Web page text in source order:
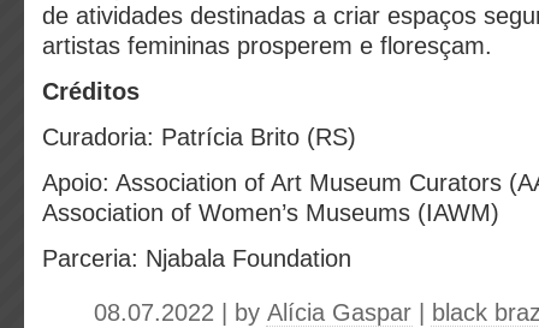
de atividades destinadas a criar espaços
artistas femininas prosperem e floresçam.
Créditos
Curadoria: Patrícia Brito (RS)
Apoio: Association of Art Museum Curators
Association of Women’s Museums (IAWM)
Parceria: Njabala Foundation
08.07.2022 | by Alícia Gaspar
black